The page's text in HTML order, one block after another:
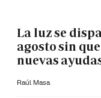
La luz se
agosto sin
nuevas
Raúl Masa